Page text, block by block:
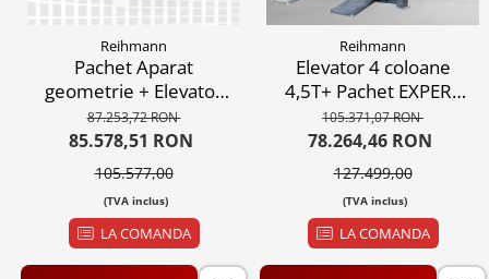
Reihmann
Pachet Aparat
geometrie + Elevator
Foarfeca, standul este
dotat cu bratul automat
ce urca sau coboară din
buton si elevatorul
foarfeca proiectat
pentru geometria
rotilor
87.253,72 RON
85.578,51 RON
105.577,00
(TVA inclus)
LA COMANDA
Reihmann
Elevator 4 coloane
4,5T+ Pachet EXPERT
Aparat geometrie
directie
105.371,07 RON
78.264,46 RON
127.499,00
(TVA inclus)
LA COMANDA